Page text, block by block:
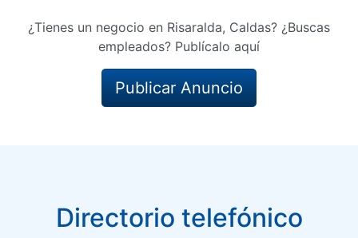
¿Tienes un negocio en Risaralda, Caldas? ¿Buscas
empleados? Publícalo aquí
Publicar Anuncio
Directorio telefónico